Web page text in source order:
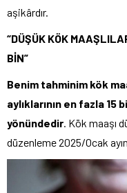
aşikârdır.
“DÜŞÜK KÖK
BİN”
Benim tahminim kök
aylıklarının en fazla
yönündedir . Kök maaşı
düzenleme 2025/Ocak